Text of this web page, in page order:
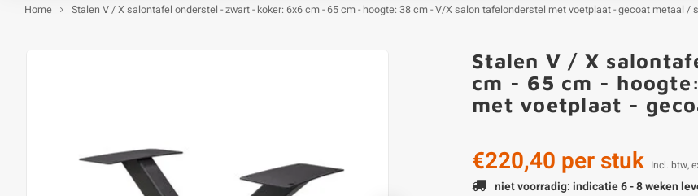
Home Stalen V / X salontafel onderstel - zwart - koker: 6x6 cm - 65 cm - hoogte: 38 cm - V/X salon tafelonderstel met voetplaat - gecoat metaal /
Stalen V / X
cm - 65 cm -
met voetplaat -
€220,40 per stuk Incl. btw,
niet voorradig: indicatie 6 - 8 weken